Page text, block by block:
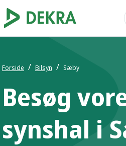
Forside Bilsyn Sæby
Besøg
synshal i